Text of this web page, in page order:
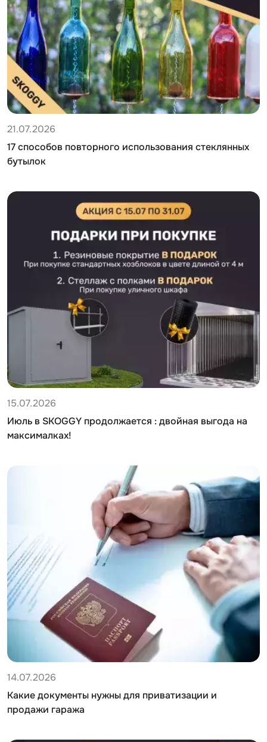
21.07.2026
17 способов повторного использования стеклянных
бутылок
15.07.2026
Июль в SKOGGY продолжается : двойная выгода на
максималках!
14.07.2026
Какие документы нужны для приватизации и
продажи гаража